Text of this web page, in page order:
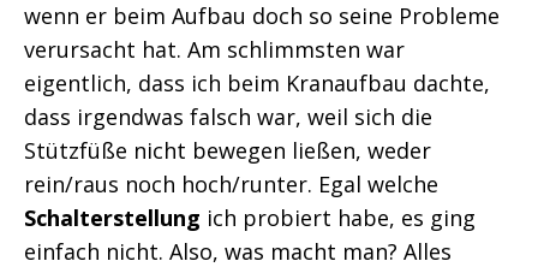
wenn er beim Aufbau doch so seine Probleme
verursacht hat. Am schlimmsten war
eigentlich, dass ich beim Kranaufbau dachte,
dass irgendwas falsch war, weil sich die
Stützfüße nicht bewegen ließen, weder
rein/raus noch hoch/runter. Egal welche
Schalterstellung ich probiert habe, es ging
einfach nicht. Also, was macht man? Alles